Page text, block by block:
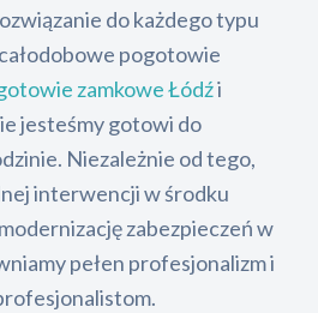
do każdego typu
pogotowie
zamkowe Łódźi
jesteśmy gotowi do
Niezależnie od tego,
interwencji w środku
zabezpieczeń w
pełen profesjonalizm i